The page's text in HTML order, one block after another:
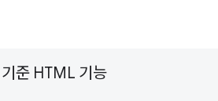
준 HTML 기능